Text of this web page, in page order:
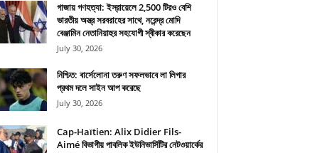
গাজায় গণহত্যা: ইস্রায়েলে 2,500 টিরও বেশি
ভারতীয় অস্ত্র সরবরাহের সাথে, নরেন্দ্র মোদি
বেঞ্জামিন নেতানিয়াহুর সহযোগী স্বীকার করেছেন
July 30, 2026
নিশ্চিত: বার্সেলোনা তরুণ সফলভাবে লা লিগার
প্রথম দলে সাইন আপ করেছে
July 30, 2026
Cap-Haïtien: Alix Didier Fils-
Aimé বিভাগীয় পাবলিক ইউনিভার্সিটির নেটওয়ার্কের